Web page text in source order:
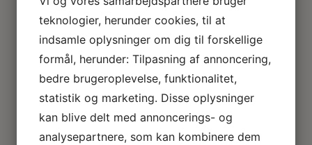
Loftlamper
Lysekroner
Gulvlamper
Udendørslamper
LED lamper
Roseline miniaturelamper
Lampe KIT
El tilbehør
Miniature rum
teknologier, herunder cookies, til at
indsamle oplysninger om dig til forskellige
formål, herunder: Tilpasning af annoncering,
bedre brugeroplevelse, funktionalitet,
statistik og marketing. Disse oplysninger
kan blive delt med annoncerings- og
analysepartnere, som kan kombinere dem